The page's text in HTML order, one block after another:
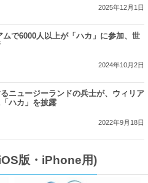
2025年12月1日
ムで6000人以上が「ハカ」に参加、世
2024年10月2日
ニュージーランドの兵士が、ウィリア
ハカ」を披露
2022年9月18日
版・iPhone用)